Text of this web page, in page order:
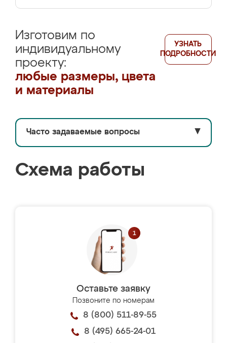
Изготовим по
индивидуальному
проекту:
любые размеры, цвета
и материалы
УЗНАТЬ
ПОДРОБНОСТИ
Часто задаваемые вопросы ▼
Схема работы
Оставьте заявку
Позвоните по номерам
8 (800) 511-89-55
8 (495) 665-24-01